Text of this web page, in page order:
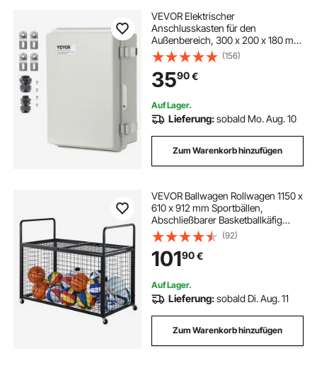
VEVOR Elektrischer
Anschlusskasten für den
Außenbereich, 300 x 200 x 180 mm
Elektrogehäuse aus ABS-Kunststoff
mit Klappdeckel, Edelstahlriegel,
IP67, für elektrische Projekte im
Außenbereich
(156)
3590€
Auf Lager.
Lieferung:sobald Mo. Aug. 10
Zum Warenkorb hinzufügen
VEVOR Ballwagen Rollwagen 1150 x
610 x 912 mm Sportbällen,
Abschließbarer Basketballkäfig
Ballkäfig, Sportausrüstung für den
Innen- und Außenbereich, Rollbar
Aufbewahrungswagen aus Stahl für
Garagen
(92)
10190€
Auf Lager.
Lieferung:sobald Di. Aug. 11
Zum Warenkorb hinzufügen